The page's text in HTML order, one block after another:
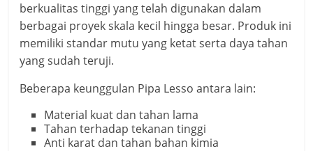
berkualitas tinggi yang telah digunakan dalam
berbagai proyek skala kecil hingga besar. Produk ini
memiliki standar mutu yang ketat serta daya tahan
yang sudah teruji.
Beberapa keunggulan Pipa Lesso antara lain:
Material kuat dan tahan lama
Tahan terhadap tekanan tinggi
Anti karat dan tahan bahan kimia